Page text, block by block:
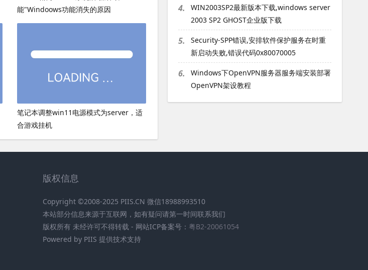
能"Windoows功能消失的原因
笔记本调整win11电源模式为server，适
合游戏挂机
4.
WIN2003SP2最新版本下载,windows server
2003 SP2 GHOST企业版下载
5.
Security-SPP错误,安排软件保护服务在时重
新启动失败,错误代码0x80070005
6.
Windows下OpenVPN服务器服务端安装部署
OpenVPN架设教程
版权信息
Copyright ©2008-2025 PIIS.CN 微信18988993510
本站部分信息来源于互联网，如有疑问请第一时间联系我们
版权所有 未经许可不得转载 - 网站ICP备案号： 粤B2-20061054
Powered by PIIS 提供技术支持